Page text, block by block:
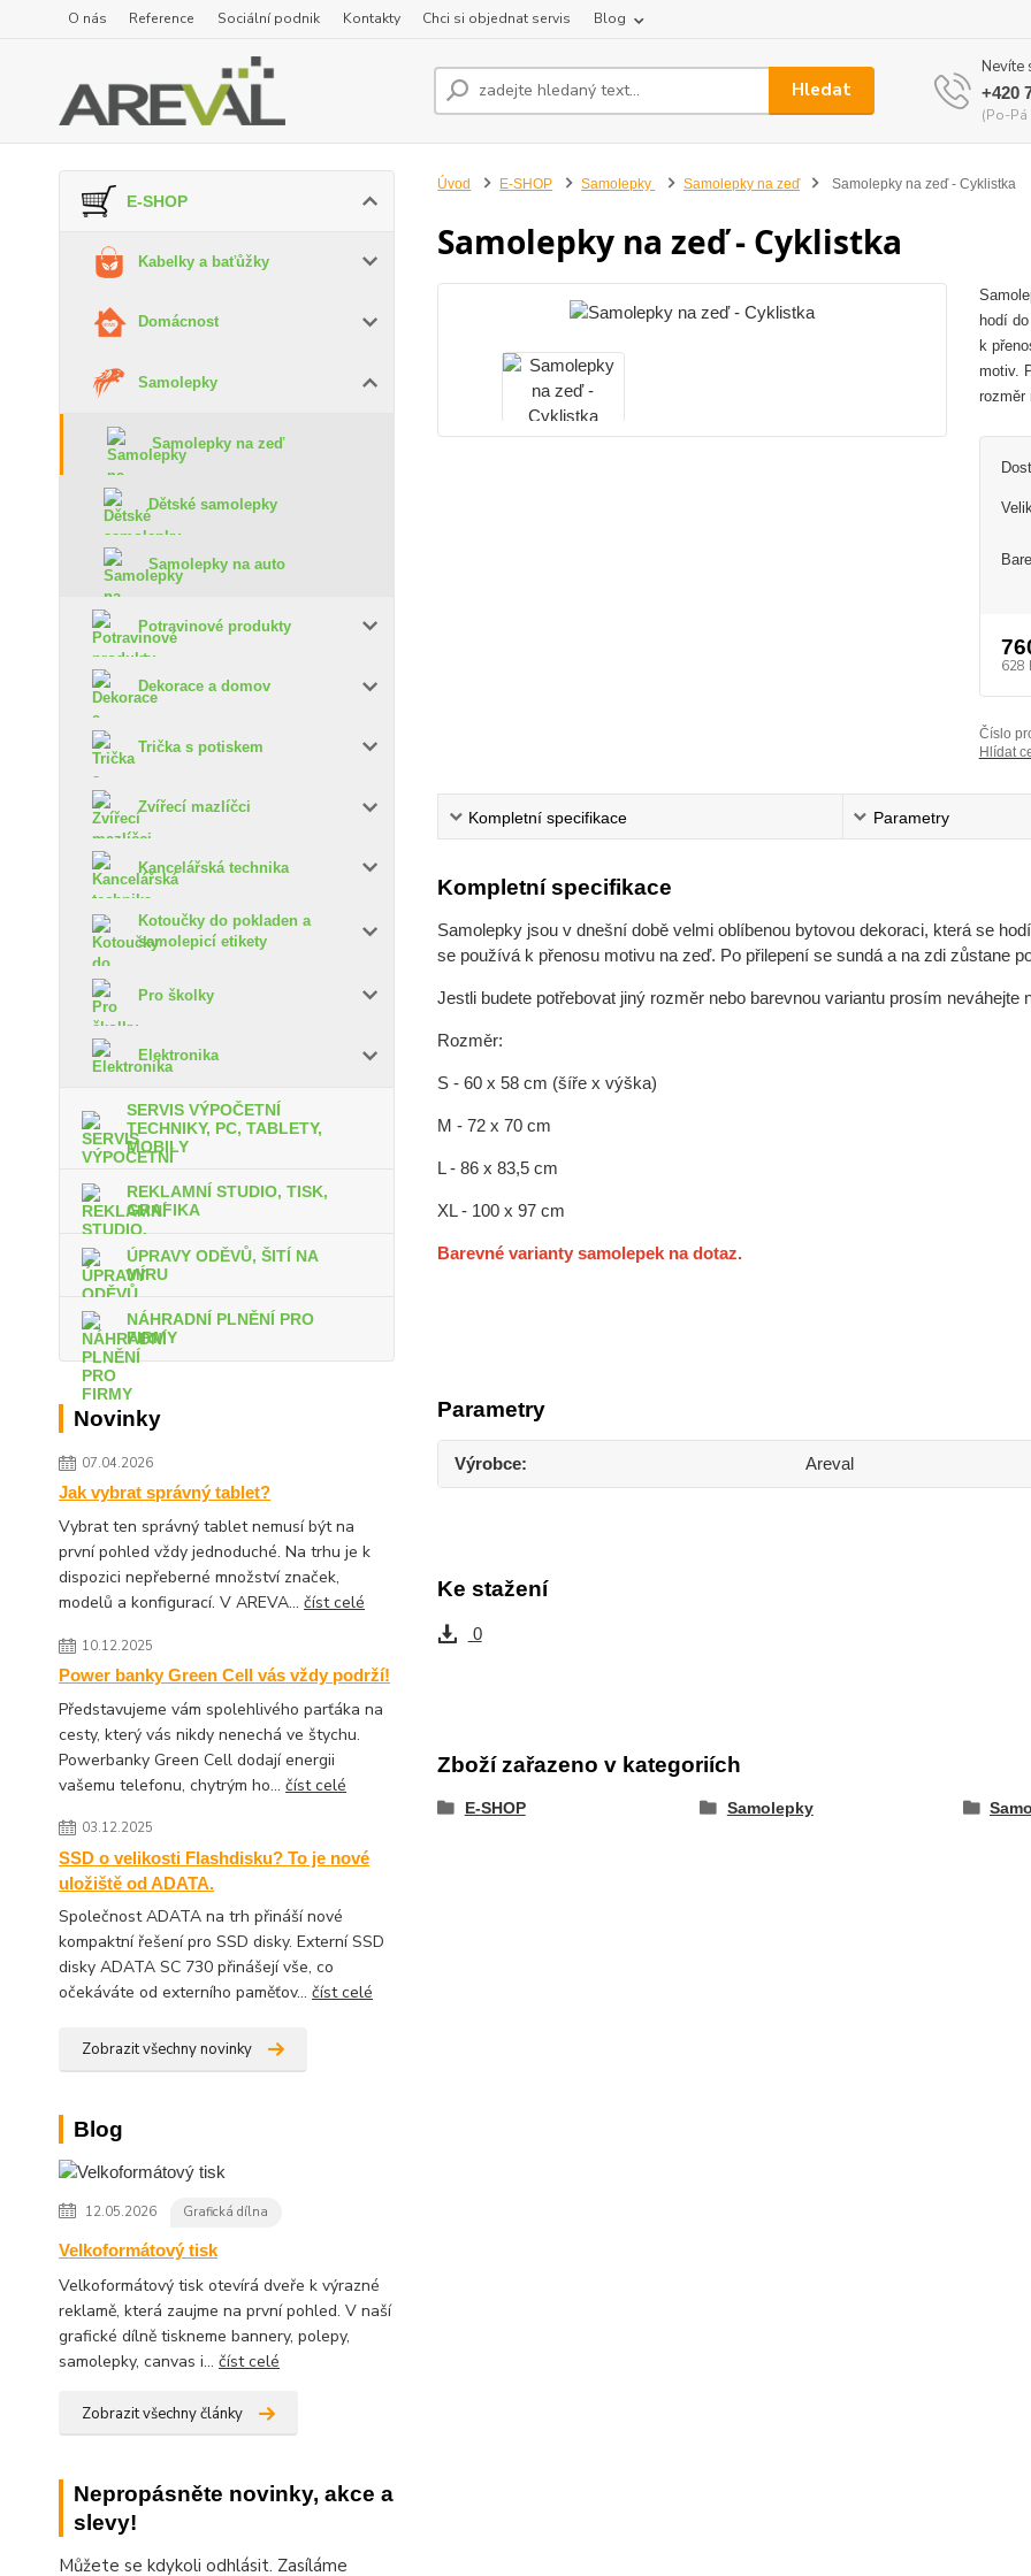
O nás Reference Sociální podnik Kontakty Chci si objednat servis Blog
Hledat
Nevíte
+420
(Po-
E-SHOP
Kabelky a baťůžky
Domácnost
Samolepky
Samolepky na zeď
Dětské samolepky
Samolepky na auto
Potravinové produkty
Dekorace a domov
Trička s potiskem
Zvířecí mazlíčci
Kancelářská technika
Kotoučky do pokladen a
samolepicí etikety
Pro školky
Elektronika
SERVIS VÝPOČETNÍ
TECHNIKY, PC, TABLETY,
MOBILY
REKLAMNÍ STUDIO, TISK,
GRAFIKA
ÚPRAVY ODĚVŮ, ŠITÍ NA
MÍRU
NÁHRADNÍ PLNĚNÍ PRO
FIRMY
Novinky
07.04.2026
Jak vybrat správný tablet?
Vybrat ten správný tablet nemusí být na
první pohled vždy jednoduché. Na trhu je k
dispozici nepřeberné množství značek,
modelů a konfigurací. V AREVA...číst celé
10.12.2025
Power banky Green Cell vás vždy podrží!
Představujeme vám spolehlivého parťáka na
cesty, který vás nikdy nenechá ve štychu.
Powerbanky Green Cell dodají energii
vašemu telefonu, chytrým ho...číst celé
03.12.2025
SSD o velikosti Flashdisku? To je nové
uložiště od ADATA.
Společnost ADATA na trh přináší nové
kompaktní řešení pro SSD disky. Externí SSD
disky ADATA SC 730 přinášejí vše, co
očekáváte od externího paměťov...číst celé
Zobrazit všechny novinky
Blog
12.05.2026 Grafická dílna
Velkoformátový tisk
Velkoformátový tisk otevírá dveře k výrazné
reklamě, která zaujme na první pohled. V naší
grafické dílně tiskneme bannery, polepy,
samolepky, canvas i...číst celé
Zobrazit všechny články
Nepropásněte novinky, akce a
slevy!
Můžete se kdykoli odhlásit. Zasíláme
Úvod E-SHOP Samolepky Samolepky na zeď Samolepky na zeď - Cyklistka
Samolepky na zeď - Cyklistka
hodí
k
motiv.
rozměr
628
Číslo
Hlídat
Kompletní specifikace Parametry
Kompletní specifikace
Samolepky jsou v dnešní době velmi oblíbenou bytovou dekoraci, která se
se používá k přenosu motivu na zeď. Po přilepení se sundá a na zdi zůstane
Jestli budete potřebovat jiný rozměr nebo barevnou variantu prosím neváhejte
Rozměr:
S - 60 x 58 cm (šíře x výška)
M - 72 x 70 cm
L - 86 x 83,5 cm
XL - 100 x 97 cm
Barevné varianty samolepek na dotaz.
Parametry
Výrobce Areval
Ke stažení
0
Zboží zařazeno v kategoriích
E-SHOP Samolepky